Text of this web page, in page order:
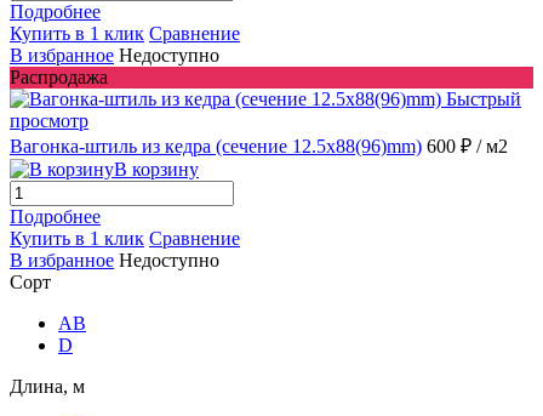
Подробнее
Купить в 1 клик Сравнение
В избранное Недоступно
Распродажа
Быстрый
просмотр
Вагонка-штиль из кедра (сечение 12.5x88(96)mm) 600 ₽ / м2
В корзину
Подробнее
Купить в 1 клик Сравнение
В избранное Недоступно
Сорт
AB
D
Длина, м